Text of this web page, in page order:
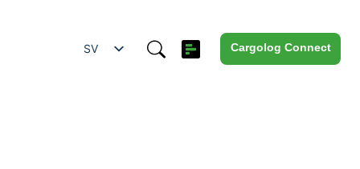
SV
Cargolog Connect